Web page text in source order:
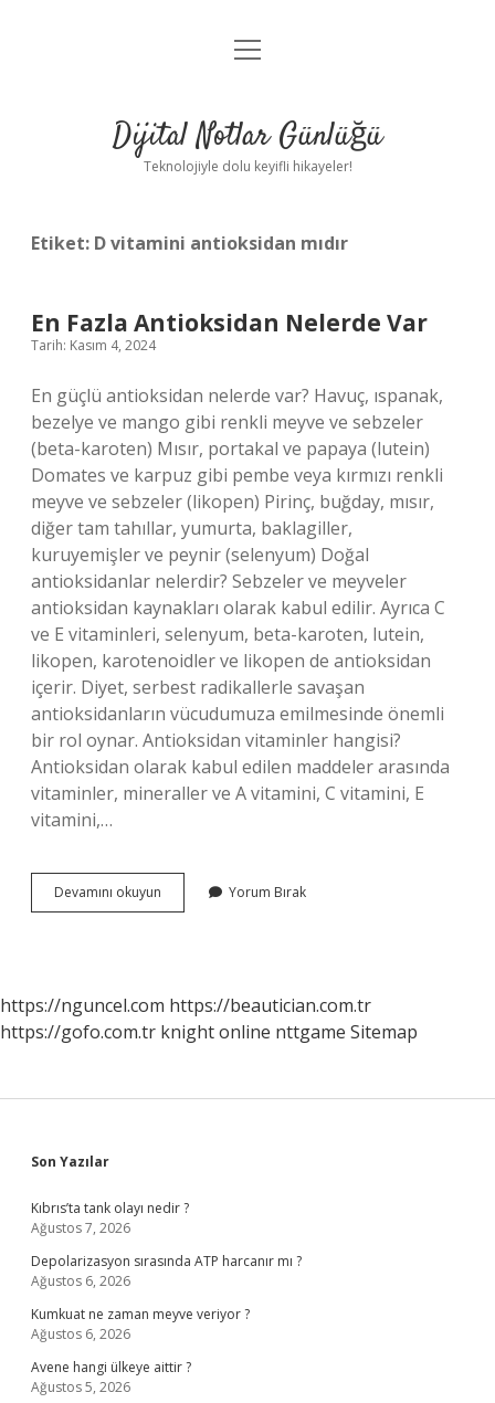
Anasayfa
Yasal Uyarı
menüyü
Dijital Notlar Günlüğü
Teknolojiyle dolu keyifli hikayeler!
Etiket: D vitamini antioksidan mıdır
En Fazla Antioksidan Nelerde Var
Tarih: Kasım 4, 2024
En güçlü antioksidan nelerde var? Havuç, ıspanak,
bezelye ve mango gibi renkli meyve ve sebzeler
(beta-karoten) Mısır, portakal ve papaya (lutein)
Domates ve karpuz gibi pembe veya kırmızı renkli
meyve ve sebzeler (likopen) Pirinç, buğday, mısır,
diğer tam tahıllar, yumurta, baklagiller,
kuruyemişler ve peynir (selenyum) Doğal
antioksidanlar nelerdir? Sebzeler ve meyveler
antioksidan kaynakları olarak kabul edilir. Ayrıca C
ve E vitaminleri, selenyum, beta-karoten, lutein,
likopen, karotenoidler ve likopen de antioksidan
içerir. Diyet, serbest radikallerle savaşan
antioksidanların vücudumuza emilmesinde önemli
bir rol oynar. Antioksidan vitaminler hangisi?
Antioksidan olarak kabul edilen maddeler arasında
vitaminler, mineraller ve A vitamini, C vitamini, E
vitamini,…
Devamını okuyun
Fazla
Yorum Bırak
https://nguncel.com https://beautician.com.tr
https://gofo.com.tr knight online nttgame Sitemap
Sidebar
Son Yazılar
Kıbrıs’ta tank olayı nedir ?
Ağustos 7, 2026
Depolarizasyon sırasında ATP harcanır mı ?
Ağustos 6, 2026
Kumkuat ne zaman meyve veriyor ?
Ağustos 6, 2026
Avene hangi ülkeye aittir ?
Ağustos 5, 2026